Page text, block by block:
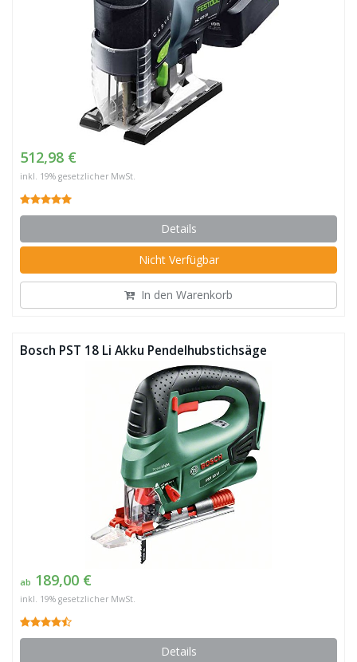
512,98 €
inkl. 19% gesetzlicher MwSt.
Details
Nicht Verfügbar
In den Warenkorb
Bosch PST 18 Li Akku Pendelhubstichsäge
ab 189,00 €
inkl. 19% gesetzlicher MwSt.
Details